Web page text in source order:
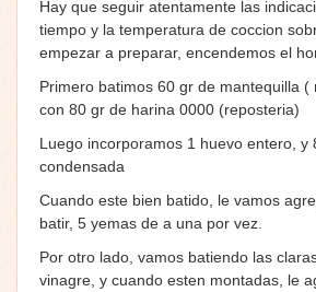
Hay que seguir atentamente las
tiempo y la temperatura de coccion
empezar a preparar, encendemos el
Primero batimos 60 gr de mantequilla (
con 80 gr de harina 0000 (reposteria)
Luego incorporamos 1 huevo entero, y
condensada
Cuando este bien batido, le vamos
batir, 5 yemas de a una por vez.
Por otro lado, vamos batiendo las
vinagre, y cuando esten montadas, le